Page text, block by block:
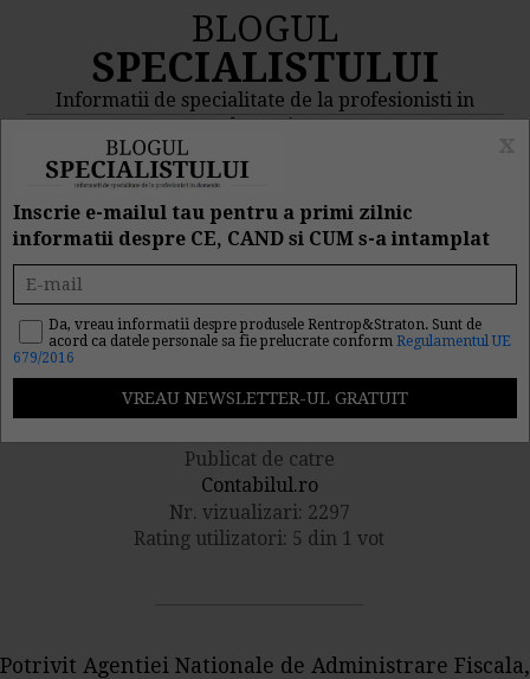
BLOGUL
SPECIALISTULUI
Informatii de specialitate de la profesionisti in
domeniu
MENIU
In decembrie, declaratiile
fiscale se depun mai
devreme
Publicat de catre
Contabilul.ro
Nr. vizualizari: 2297
Rating utilizatori: 5 din 1 vot
Potrivit Agentiei Nationale de Administrare Fiscala,
Inscrie e-mailul tau pentru a primi zilnic
informatii despre CE, CAND si CUM s-a intamplat
Da, vreau informatii despre produsele Rentrop&Straton. Sunt de
acord ca datele personale sa fie prelucrate conform Regulamentul UE
679/2016